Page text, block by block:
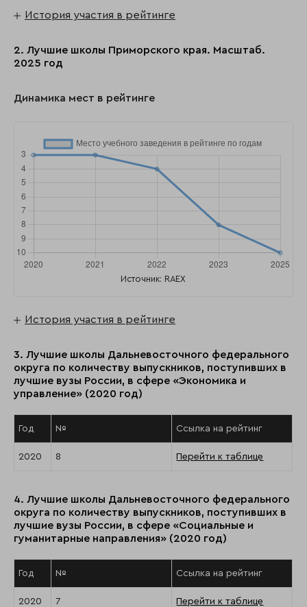
История участия в рейтинге
2. Лучшие школы Приморского края. Масштаб.
2025 год
Динамика мест в рейтинге
Источник: RAEX
История участия в рейтинге
3. Лучшие школы Дальневосточного федерального
округа по количеству выпускников, поступивших в
лучшие вузы России, в сфере «Экономика и
управление» (2020 год)
Год № Ссылка на рейтинг
2020 8 Перейти к таблице
4. Лучшие школы Дальневосточного федерального
округа по количеству выпускников, поступивших в
лучшие вузы России, в сфере «Социальные и
гуманитарные направления» (2020 год)
Год № Ссылка на рейтинг
2020 7 Перейти к таблице